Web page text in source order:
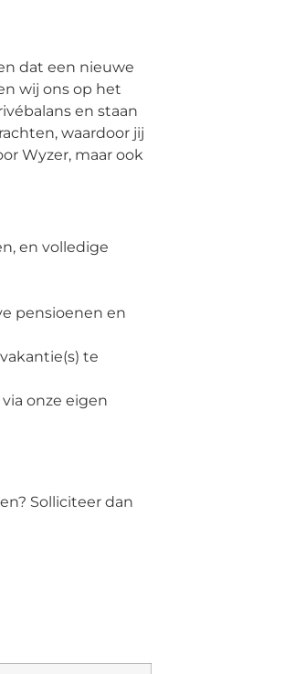
dat een nieuwe
wij ons op het
en staan
waardoor jij
Wyzer, maar ook
en volledige
pensioenen en
te
onze eigen
Solliciteer dan